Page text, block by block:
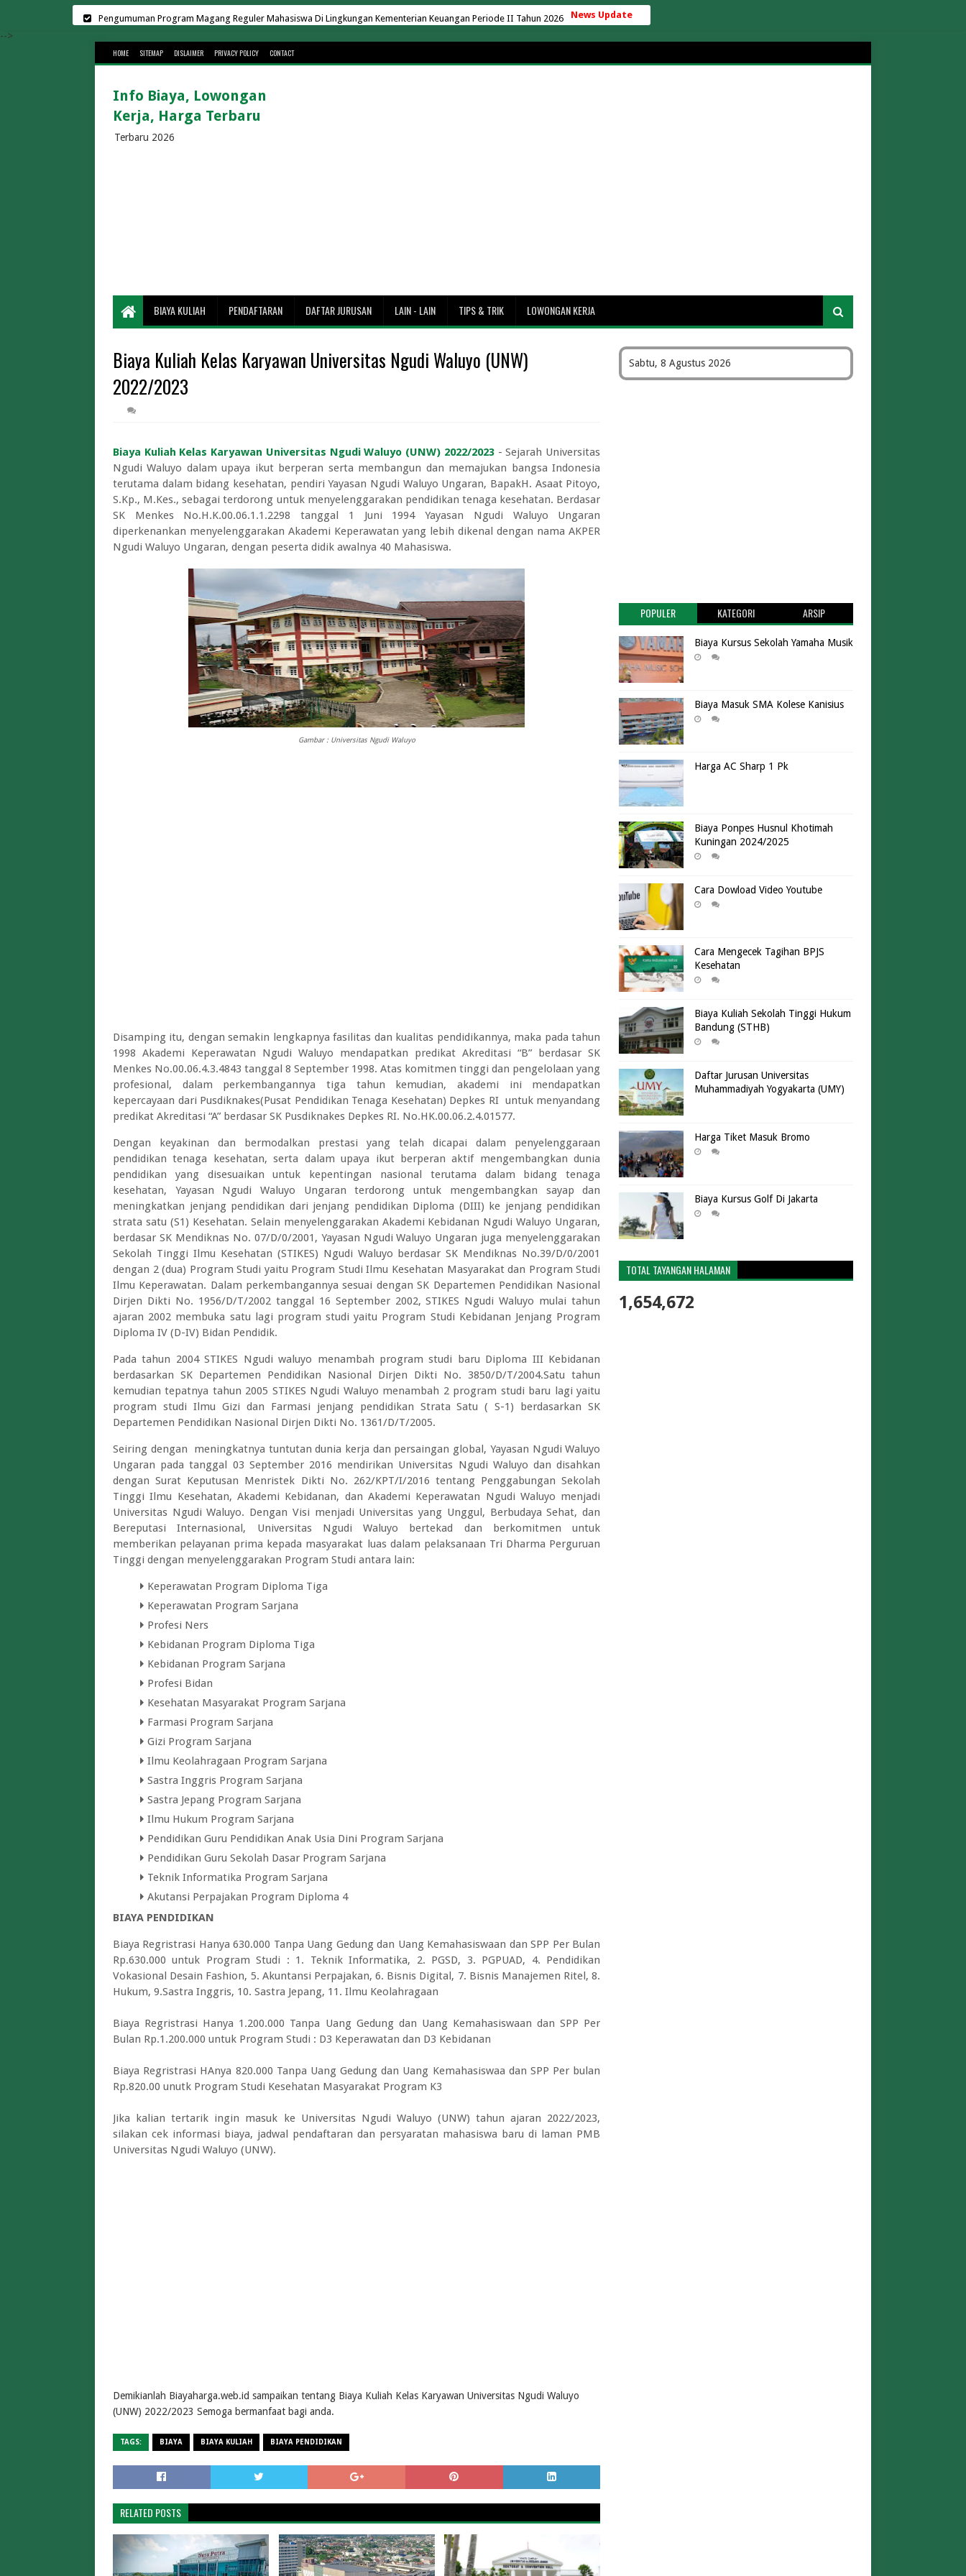
News Update
Pengumuman Program Magang Reguler Mahasiswa Di Lingkungan Kementerian Keuangan Periode II Tahun 2026
Biaya Kuliah Universitas Nusa Putra Sukabumi 2026
Biaya Kuliah Universitas Sugeng Hartono Tahun Akademik 2026/2027
Cara Menghemat Biaya Listrik AC 24 Jam Tanpa Matikan Mesin
Berapa Lama Penyeberangan Bakauheni ke Merak? Ini Estimasi Waktu dan Jaraknya
Biaya Masuk Pantai Tanjung Lesung
Cara Daftar Mudik Gratis Kemenhub 2026
Limit dan Biaya Tukar Uang Baru THR 2026 di Bank Pintar Lengkap Nominal Maksimal
Cara Tukar Uang Baru di Bank Indonesia (BI) Online
Lowongan Magang Kementerian Keuangan Periode II Tahun 2026
-->
HOME SITEMAP DISLAIMER PRIVACY POLICY CONTACT
Info Biaya, Lowongan
Kerja, Harga Terbaru
Terbaru 2026
BIAYA KULIAH PENDAFTARAN DAFTAR JURUSAN LAIN - LAIN TIPS & TRIK LOWONGAN KERJA
Biaya Kuliah Kelas Karyawan Universitas Ngudi Waluyo (UNW)
2022/2023
Biaya Kuliah Kelas Karyawan Universitas Ngudi Waluyo (UNW) 2022/2023 - Sejarah Universitas
Ngudi Waluyo dalam upaya ikut berperan serta membangun dan memajukan bangsa Indonesia
terutama dalam bidang kesehatan, pendiri Yayasan Ngudi Waluyo Ungaran, BapakH. Asaat Pitoyo,
S.Kp., M.Kes., sebagai terdorong untuk menyelenggarakan pendidikan tenaga kesehatan. Berdasar
SK Menkes No.H.K.00.06.1.1.2298 tanggal 1 Juni 1994 Yayasan Ngudi Waluyo Ungaran
diperkenankan menyelenggarakan Akademi Keperawatan yang lebih dikenal dengan nama AKPER
Ngudi Waluyo Ungaran, dengan peserta didik awalnya 40 Mahasiswa.
Gambar : Universitas Ngudi Waluyo
Disamping itu, dengan semakin lengkapnya fasilitas dan kualitas pendidikannya, maka pada tahun
1998 Akademi Keperawatan Ngudi Waluyo mendapatkan predikat Akreditasi “B” berdasar SK
Menkes No.00.06.4.3.4843 tanggal 8 September 1998. Atas komitmen tinggi dan pengelolaan yang
profesional, dalam perkembangannya tiga tahun kemudian, akademi ini mendapatkan
kepercayaan dari Pusdiknakes(Pusat Pendidikan Tenaga Kesehatan) Depkes RI untuk menyandang
predikat Akreditasi “A” berdasar SK Pusdiknakes Depkes RI. No.HK.00.06.2.4.01577.
Dengan keyakinan dan bermodalkan prestasi yang telah dicapai dalam penyelenggaraan
pendidikan tenaga kesehatan, serta dalam upaya ikut berperan aktif mengembangkan dunia
pendidikan yang disesuaikan untuk kepentingan nasional terutama dalam bidang tenaga
kesehatan, Yayasan Ngudi Waluyo Ungaran terdorong untuk mengembangkan sayap dan
meningkatkan jenjang pendidikan dari jenjang pendidikan Diploma (DIII) ke jenjang pendidikan
strata satu (S1) Kesehatan. Selain menyelenggarakan Akademi Kebidanan Ngudi Waluyo Ungaran,
berdasar SK Mendiknas No. 07/D/0/2001, Yayasan Ngudi Waluyo Ungaran juga menyelenggarakan
Sekolah Tinggi Ilmu Kesehatan (STIKES) Ngudi Waluyo berdasar SK Mendiknas No.39/D/0/2001
dengan 2 (dua) Program Studi yaitu Program Studi Ilmu Kesehatan Masyarakat dan Program Studi
Ilmu Keperawatan. Dalam perkembangannya sesuai dengan SK Departemen Pendidikan Nasional
Dirjen Dikti No. 1956/D/T/2002 tanggal 16 September 2002, STIKES Ngudi Waluyo mulai tahun
ajaran 2002 membuka satu lagi program studi yaitu Program Studi Kebidanan Jenjang Program
Diploma IV (D-IV) Bidan Pendidik.
Pada tahun 2004 STIKES Ngudi waluyo menambah program studi baru Diploma III Kebidanan
berdasarkan SK Departemen Pendidikan Nasional Dirjen Dikti No. 3850/D/T/2004.Satu tahun
kemudian tepatnya tahun 2005 STIKES Ngudi Waluyo menambah 2 program studi baru lagi yaitu
program studi Ilmu Gizi dan Farmasi jenjang pendidikan Strata Satu ( S-1) berdasarkan SK
Departemen Pendidikan Nasional Dirjen Dikti No. 1361/D/T/2005.
Seiring dengan meningkatnya tuntutan dunia kerja dan persaingan global, Yayasan Ngudi Waluyo
Ungaran pada tanggal 03 September 2016 mendirikan Universitas Ngudi Waluyo dan disahkan
dengan Surat Keputusan Menristek Dikti No. 262/KPT/I/2016 tentang Penggabungan Sekolah
Tinggi Ilmu Kesehatan, Akademi Kebidanan, dan Akademi Keperawatan Ngudi Waluyo menjadi
Universitas Ngudi Waluyo. Dengan Visi menjadi Universitas yang Unggul, Berbudaya Sehat, dan
Bereputasi Internasional, Universitas Ngudi Waluyo bertekad dan berkomitmen untuk
memberikan pelayanan prima kepada masyarakat luas dalam pelaksanaan Tri Dharma Perguruan
Tinggi dengan menyelenggarakan Program Studi antara lain:
Keperawatan Program Diploma Tiga
Keperawatan Program Sarjana
Profesi Ners
Kebidanan Program Diploma Tiga
Kebidanan Program Sarjana
Profesi Bidan
Kesehatan Masyarakat Program Sarjana
Farmasi Program Sarjana
Gizi Program Sarjana
Ilmu Keolahragaan Program Sarjana
Sastra Inggris Program Sarjana
Sastra Jepang Program Sarjana
Ilmu Hukum Program Sarjana
Pendidikan Guru Pendidikan Anak Usia Dini Program Sarjana
Pendidikan Guru Sekolah Dasar Program Sarjana
Teknik Informatika Program Sarjana
Akutansi Perpajakan Program Diploma 4
BIAYA PENDIDIKAN
Biaya Regristrasi Hanya 630.000 Tanpa Uang Gedung dan Uang Kemahasiswaan dan SPP Per Bulan
Rp.630.000 untuk Program Studi : 1. Teknik Informatika, 2. PGSD, 3. PGPUAD, 4. Pendidikan
Vokasional Desain Fashion, 5. Akuntansi Perpajakan, 6. Bisnis Digital, 7. Bisnis Manajemen Ritel, 8.
Hukum, 9.Sastra Inggris, 10. Sastra Jepang, 11. Ilmu Keolahragaan
Biaya Regristrasi Hanya 1.200.000 Tanpa Uang Gedung dan Uang Kemahasiswaan dan SPP Per
Bulan Rp.1.200.000 untuk Program Studi : D3 Keperawatan dan D3 Kebidanan
Biaya Regristrasi HAnya 820.000 Tanpa Uang Gedung dan Uang Kemahasiswaa dan SPP Per bulan
Rp.820.00 unutk Program Studi Kesehatan Masyarakat Program K3
Jika kalian tertarik ingin masuk ke Universitas Ngudi Waluyo (UNW) tahun ajaran 2022/2023,
silakan cek informasi biaya, jadwal pendaftaran dan persyaratan mahasiswa baru di laman PMB
Universitas Ngudi Waluyo (UNW).
Demikianlah Biayaharga.web.id sampaikan tentang Biaya Kuliah Kelas Karyawan Universitas Ngudi Waluyo
(UNW) 2022/2023 Semoga bermanfaat bagi anda.
TAGS: BIAYA BIAYA KULIAH BIAYA PENDIDIKAN
RELATED POSTS
Sabtu, 8 Agustus 2026
POPULER KATEGORI ARSIP
Biaya Kursus Sekolah Yamaha Musik
Biaya Masuk SMA Kolese Kanisius
Harga AC Sharp 1 Pk
Biaya Ponpes Husnul Khotimah
Kuningan 2024/2025
Cara Dowload Video Youtube
Cara Mengecek Tagihan BPJS
Kesehatan
Biaya Kuliah Sekolah Tinggi Hukum
Bandung (STHB)
Daftar Jurusan Universitas
Muhammadiyah Yogyakarta (UMY)
Harga Tiket Masuk Bromo
Biaya Kursus Golf Di Jakarta
TOTAL TAYANGAN HALAMAN
1,654,672